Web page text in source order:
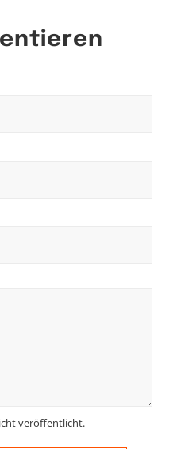
veröffentlicht.